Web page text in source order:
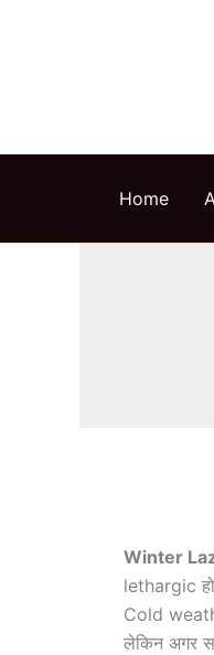
Home
Winter
lethargic
Cold
लेकिन अगर